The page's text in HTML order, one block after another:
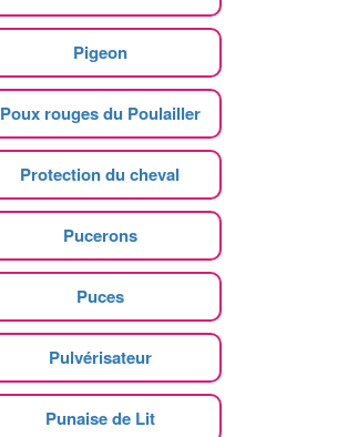
Pigeon
Poux rouges du Poulailler
Protection du cheval
Pucerons
Puces
Pulvérisateur
Punaise de Lit